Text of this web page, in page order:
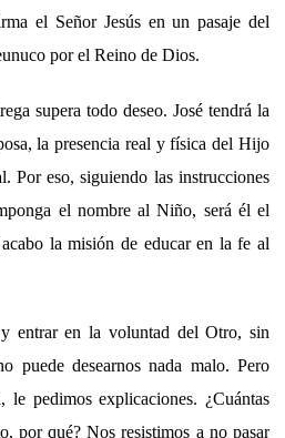
el Señor Jesús en un pasaje del
por el Reino de Dios.
supera todo deseo. José tendrá la
la presencia real y física del Hijo
Por eso, siguiendo las instrucciones
el nombre al Niño, será él el
la misión de educar en la fe al
y entrar en la voluntad del Otro, sin
puede desearnos nada malo. Pero
le pedimos explicaciones. ¿Cuántas
por qué? Nos resistimos a no pasar